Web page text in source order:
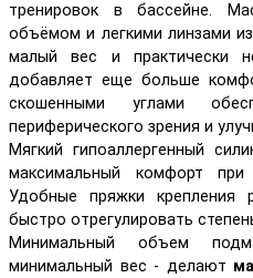
тренировок в бассейне.
объёмом и легкими линзами
малый вес и практически
добавляет еще больше
скошенными углами
периферического зрения и
Мягкий гипоаллергенный
максимальный комфорт при
Удобные пряжки крепления
быстро отрегулировать
Минимальный объем
минимальный вес - делают